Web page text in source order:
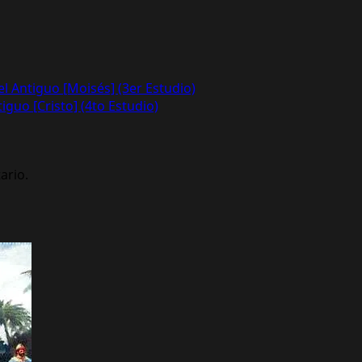
Antiguo [Moisés] (3er Estudio)
[Cristo] (4to Estudio)